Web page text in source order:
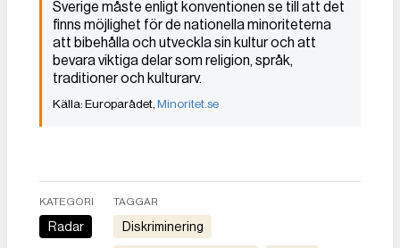
Sverige måste enligt konventionen se till att det
finns möjlighet för de nationella minoriteterna
att bibehålla och utveckla sin kultur och att
bevara viktiga delar som religion, språk,
traditioner och kulturarv.
Europarådet, Minoritet.se
KATEGORI
Radar
TAGGAR
Diskriminering